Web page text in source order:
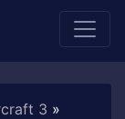
3 »